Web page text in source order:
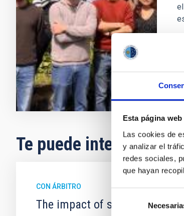
Esta página
Las cookies de
y analizar el
redes sociales,
que hayan
de
Te puede interesar
CON ÁRBITRO
The impact of star formation